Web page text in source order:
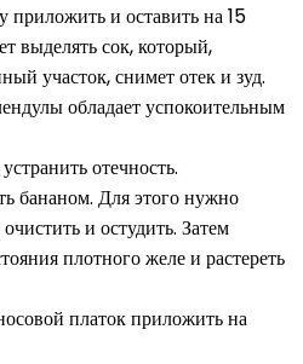
приложить и оставить на 15
выделять сок, который,
участок, снимет отек и зуд.
обладает успокоительным
отечность.
бананом. Для этого нужно
и остудить. Затем
плотного желе и растереть
платок приложить на